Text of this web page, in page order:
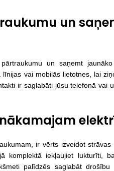
un
un saņemt
vai mobilās lietotnes, lai
ir saglabāti jūsu telefonā vai
ir vērts izveidot
komplektā iekļaujiet lukturīti,
palīdzēs saglabāt